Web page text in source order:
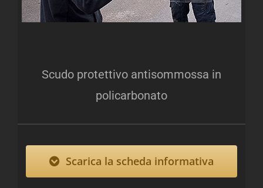
Scudo protettivo antisommossa in
policarbonato
Scarica la scheda informativa